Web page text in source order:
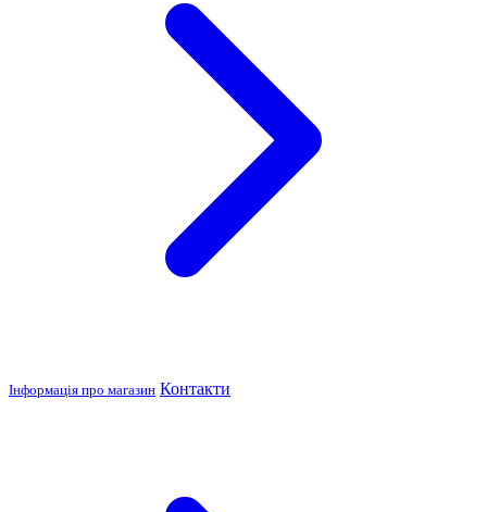
Інформація про магазин Контакти